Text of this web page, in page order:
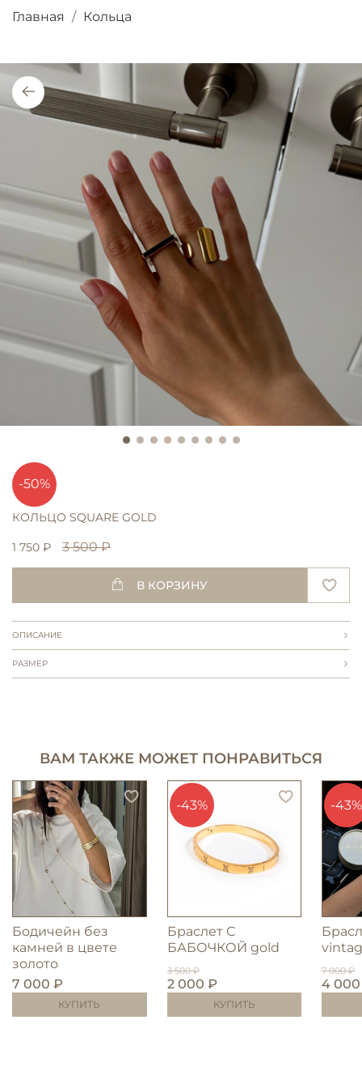
Главная Кольца
-50%
КОЛЬЦО SQUARE GOLD
1 750 ₽ 3 500 ₽
В КОРЗИНУ
ОПИСАНИЕ
РАЗМЕР
ВАМ ТАКЖЕ МОЖЕТ ПОНРАВИТЬСЯ
Бодичейн без
камней в цвете
золото
7 000 ₽
КУПИТЬ
-43%
Браслет С
БАБОЧКОЙ gold
3 500 ₽
2 000 ₽
КУПИТЬ
-43%
7 000 ₽
4